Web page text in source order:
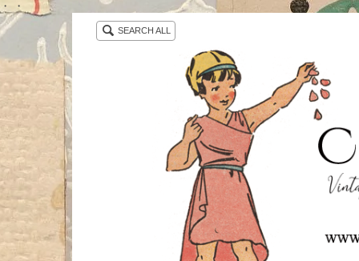
・ ・
SEARCH ALL